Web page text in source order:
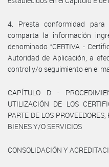
4. Presta conformidad para
comparta la información
denominado “CERTIVA -
Autoridad de Aplicación, a
control y/o seguimiento en el
CAPÍTULO D -
UTILIZACIÓN DE LOS
PARTE DE LOS
BIENES Y/O SERVICIOS
CONSOLIDACIÓN Y